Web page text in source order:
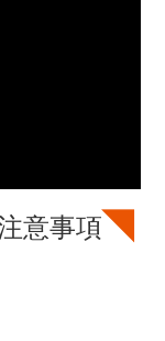
意事項◥